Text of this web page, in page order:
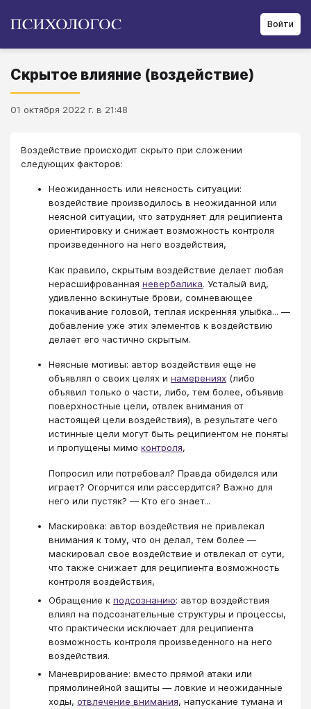
Войти
Скрытое влияние (воздействие)
01 октября 2022 г. в 21:48
Воздействие происходит скрыто при сложении
следующих факторов:
Неожиданность или неясность ситуации:
воздействие производилось в неожиданной или
неясной ситуации, что затрудняет для реципиента
ориентировку и снижает возможность контроля
произведенного на него воздействия,
Как правило, скрытым воздействие делает любая
нерасшифрованная невербалика. Усталый вид,
удивленно вскинутые брови, сомневающее
покачивание головой, теплая искренняя улыбка... —
добавление уже этих элементов к воздействию
делает его частично скрытым.
Неясные мотивы: автор воздействия еще не
объявлял о своих целях и намерениях (либо
объявил только о части, либо, тем более, объявив
поверхностные цели, отвлек внимания от
настоящей цели воздействия), в результате чего
истинные цели могут быть реципиентом не поняты
и пропущены мимо контроля,
Попросил или потребовал? Правда обиделся или
играет? Огорчится или рассердится? Важно для
него или пустяк? — Кто его знает...
Маскировка: автор воздействия не привлекал
внимания к тому, что он делал, тем более —
маскировал свое воздействие и отвлекал от сути,
что также снижает для реципиента возможность
контроля воздействия,
Обращение к подсознанию: автор воздействия
влиял на подсознательные структуры и процессы,
что практически исключает для реципиента
возможность контроля произведенного на него
воздействия.
Маневрирование: вместо прямой атаки или
прямолинейной защиты — ловкие и неожиданные
ходы, отвлечение внимания, напускание тумана и